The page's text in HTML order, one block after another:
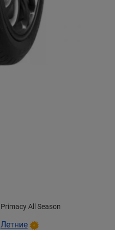
Primacy All Season
Летние